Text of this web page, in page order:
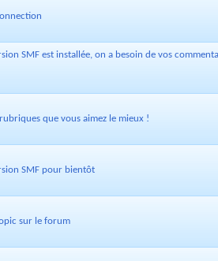
SMF est installée, on a besoin de vos
que vous aimez le mieux !
SMF pour bientôt
sur le forum